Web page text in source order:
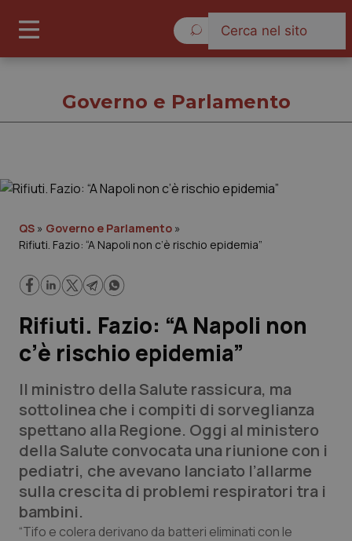
Cronache
Lavoro e Professioni
Scienza e Farmaci
Studi e Analisi
Lettere al direttore
Edizioni Regionali
Governo e Parlamento
QS » Governo e Parlamento »
Rifiuti. Fazio: “A Napoli non c’è rischio epidemia”
Rifiuti. Fazio: “A Napoli non
c’è rischio epidemia”
Il ministro della Salute rassicura, ma
sottolinea che i compiti di sorveglianza
spettano alla Regione. Oggi al ministero
della Salute convocata una riunione con i
pediatri, che avevano lanciato l’allarme
sulla crescita di problemi respiratori tra i
bambini.
“Tifo e colera derivano da batteri eliminati con le